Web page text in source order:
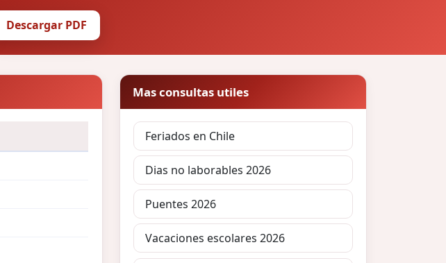
Descargar PDF
Mas consultas utiles
Feriados en Chile
Dias no laborables 2026
Puentes 2026
Vacaciones escolares 2026